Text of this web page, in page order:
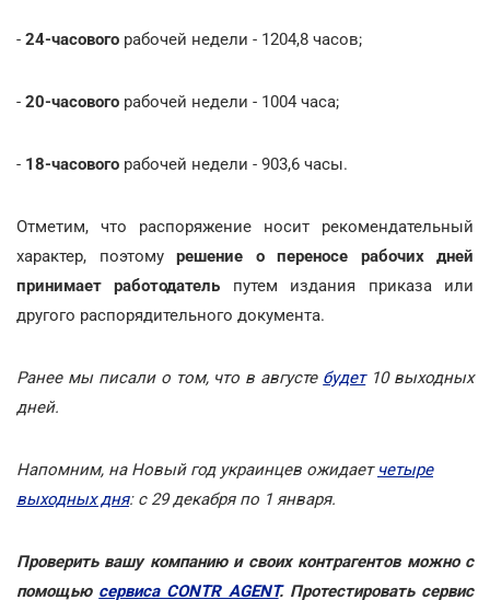
- 24-часового рабочей недели - 1204,8 часов;
- 20-часового рабочей недели - 1004 часа;
- 18-часового рабочей недели - 903,6 часы.
Отметим, что распоряжение носит рекомендательный
характер, поэтому решение о переносе рабочих дней
принимает работодатель путем издания приказа или
другого распорядительного документа.
Ранее мы писали о том, что в августе будет10 выходных
дней.
Напомним, на Новый год украинцев ожидает четыре
выходных дня: с 29 декабря по 1 января.
Проверить вашу компанию и своих контрагентов можно с
помощью сервиса CONTR AGENT. Протестировать сервис